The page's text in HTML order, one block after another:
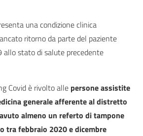
una condizione clinica
ritorno da parte del paziente
allo stato di salute precedente
Covid è rivolto alle persone assistite
generale afferente al distretto
almeno un referto di tampone
tra febbraio 2020 e dicembre